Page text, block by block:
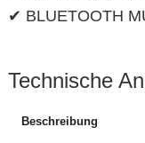
✔ BLUETOOTH
Technische
Beschreibung